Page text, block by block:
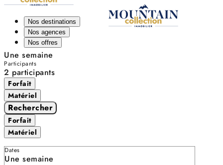
Nos destinations
Nos agences
Nos offres
Une semaine
Participants
2 participants
Forfait
Matériel
Rechercher
Forfait
Matériel
Dates
Une semaine